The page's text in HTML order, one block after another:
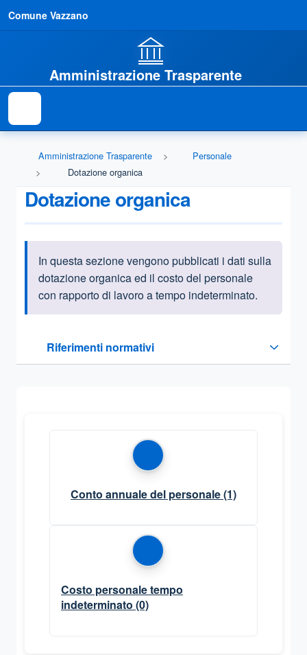
Comune Vazzano
Amministrazione Trasparente
Amministrazione Trasparente
Personale
Dotazione organica
Dotazione organica
Informazioni introduttive
In questa sezione vengono pubblicati i dati sulla
dotazione organica ed il costo del personale
con rapporto di lavoro a tempo indeterminato.
Riferimenti normativi
Sezione compressa
Conto annuale del personale(1)
Costo personale tempo
indeterminato (0)